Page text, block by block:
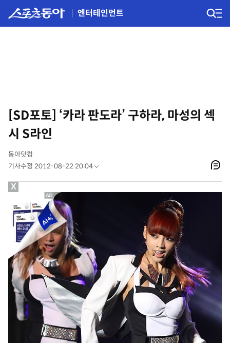
엔터테인먼트
[SD포토] ‘카라 판도라’ 구하라, 마성의 섹
시 S라인
동아닷컴
기사수정 2012-08-22 20:04
X